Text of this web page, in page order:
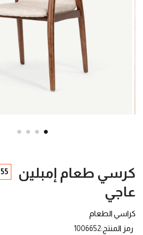
كرسي طعام إمبلين
عاجي
كراسي الطعام
رمز المنتج 1006652
55 %